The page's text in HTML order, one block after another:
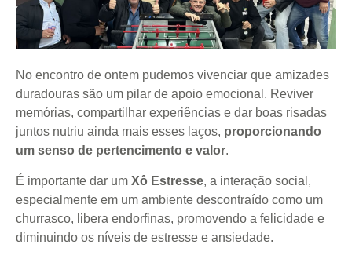
No encontro de ontem pudemos vivenciar que amizades
duradouras são um pilar de apoio emocional. Reviver
memórias, compartilhar experiências e dar boas risadas
juntos nutriu ainda mais esses laços, proporcionando
um senso de pertencimento e valor.
É importante dar um Xô Estresse, a interação social,
especialmente em um ambiente descontraído como um
churrasco, libera endorfinas, promovendo a felicidade e
diminuindo os níveis de estresse e ansiedade.